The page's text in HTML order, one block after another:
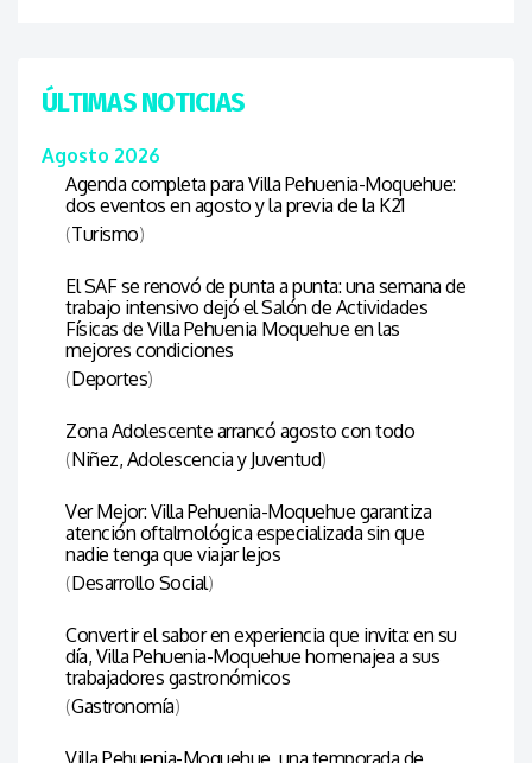
ÚLTIMAS NOTICIAS
Agosto 2026
Agenda completa para Villa Pehuenia-Moquehue:
dos eventos en agosto y la previa de la K21
(Turismo)
El SAF se renovó de punta a punta: una semana de
trabajo intensivo dejó el Salón de Actividades
Físicas de Villa Pehuenia Moquehue en las
mejores condiciones
(Deportes)
Zona Adolescente arrancó agosto con todo
(Niñez, Adolescencia y Juventud)
Ver Mejor: Villa Pehuenia-Moquehue garantiza
atención oftalmológica especializada sin que
nadie tenga que viajar lejos
(Desarrollo Social)
Convertir el sabor en experiencia que invita: en su
día, Villa Pehuenia-Moquehue homenajea a sus
trabajadores gastronómicos
(Gastronomía)